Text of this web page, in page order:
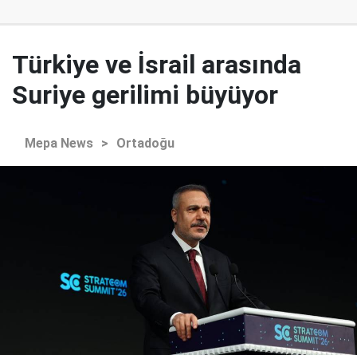
Türkiye ve İsrail arasında
Suriye gerilimi büyüyor
Mepa News > Ortadoğu